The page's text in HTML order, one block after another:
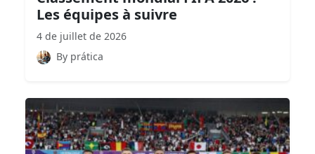
Les équipes à suivre
4 de juillet de 2026
By prática